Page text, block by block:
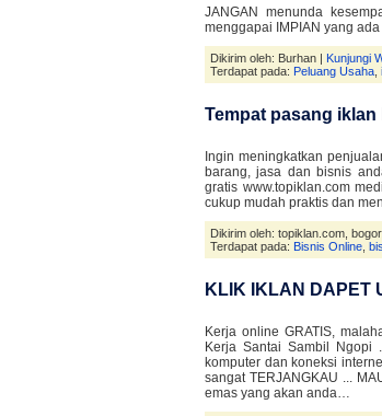
JANGAN menunda
menggapai IMPIAN yang
Dikirim oleh: Burhan | Kunjungi
Terdapat pada: Peluang Usaha
Tempat pasang
Ingin meningkatkan
barang, jasa dan bisnis
gratis www.topiklan.com
cukup mudah praktis dan
Dikirim oleh: topiklan.com,
Terdapat pada: Bisnis Online
KLIK IKLAN DAPET
Kerja online GRATIS,
Kerja Santai Sambil Ngopi
komputer dan koneksi
sangat TERJANGKAU ...
emas yang akan anda…